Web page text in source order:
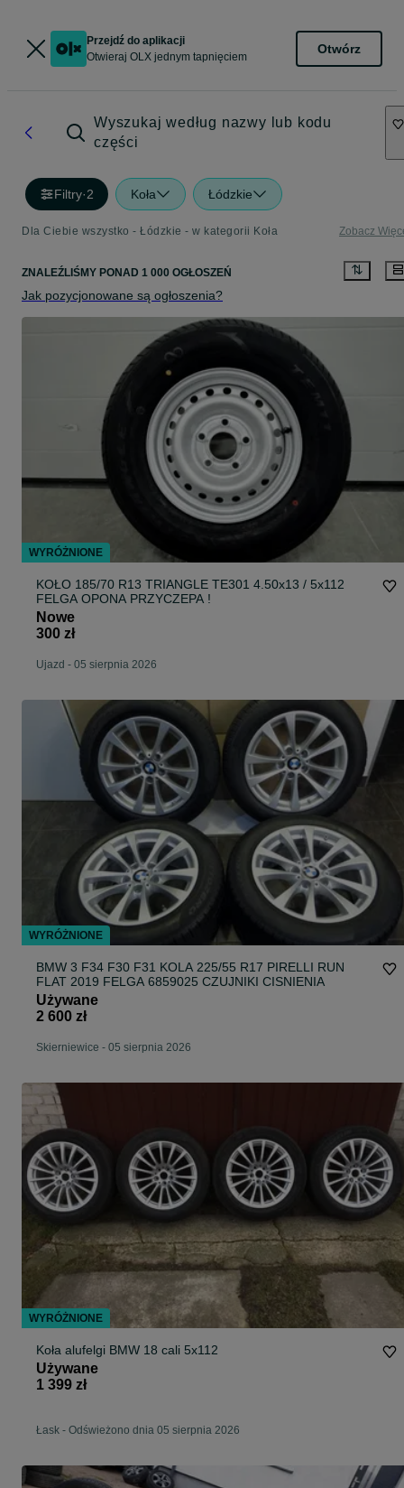
Przejdź do aplikacji
Otwieraj OLX jednym tapnięciem
Otwórz
Wyszukaj według nazwy lub kodu
części
Filtry·2 Koła Łódzkie
Dla Ciebie wszystko - Łódzkie - w kategorii Koła Zobacz
ZNALEŹLIŚMY PONAD 1 000 OGŁOSZEŃ
Jak pozycjonowane są ogłoszenia?
KOŁO 185/70 R13 TRIANGLE TE301 4.50x13 / 5x112
FELGA OPONA PRZYCZEPA !
Nowe
300 zł
Ujazd - 05 sierpnia 2026
BMW 3 F34 F30 F31 KOLA 225/55 R17 PIRELLI RUN
FLAT 2019 FELGA 6859025 CZUJNIKI CISNIENIA
Używane
2 600 zł
Skierniewice - 05 sierpnia 2026
Koła alufelgi BMW 18 cali 5x112
Używane
1 399 zł
Łask - Odświeżono dnia 05 sierpnia 2026
WYRÓŻNIONE
WYRÓŻNIONE
WYRÓŻNIONE